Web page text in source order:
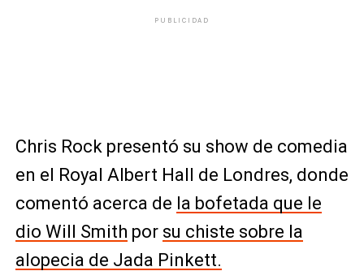
PUBLICIDAD
Chris Rock presentó su show de comedia
en el Royal Albert Hall de Londres, donde
comentó acerca de la bofetada que le
dio Will Smith por su chiste sobre la
alopecia de Jada Pinkett.